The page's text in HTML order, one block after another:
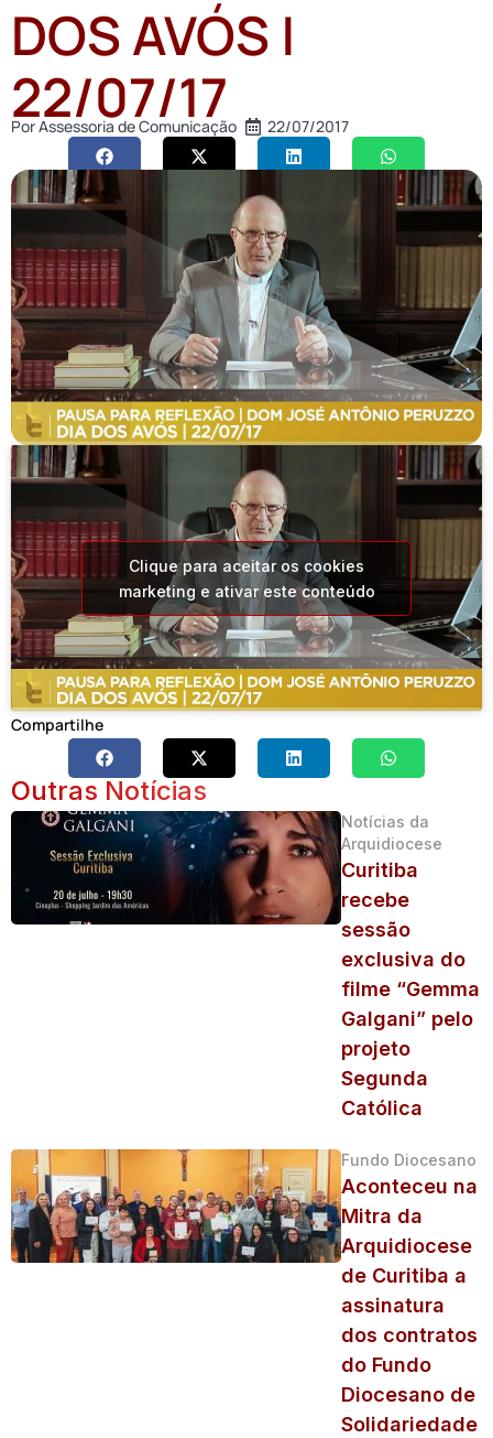
DOS AVÓS |
22/07/17
PorAssessoria de Comunicação 22/07/2017
Clique para aceitar os cookies
marketing e ativar este conteúdo
Compartilhe
Outras Notícias
Notícias da
Arquidiocese
Curitiba
recebe
sessão
exclusiva do
filme “Gemma
Galgani” pelo
projeto
Segunda
Católica
Fundo Diocesano
Aconteceu na
Mitra da
Arquidiocese
de Curitiba a
assinatura
dos contratos
do Fundo
Diocesano de
Solidariedade